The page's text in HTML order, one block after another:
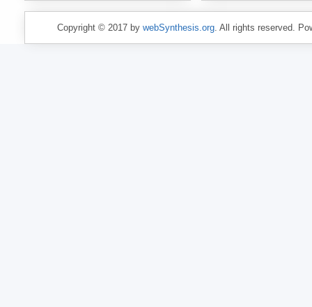
Copyright © 2017 by webSynthesis.org. All rights reserved.